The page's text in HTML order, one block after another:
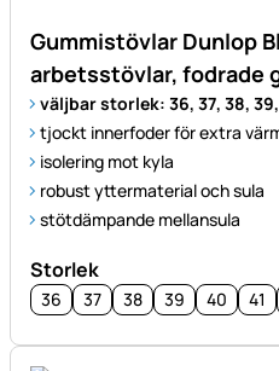
Gummistövlar Dunlop
arbetsstövlar, fodrade
väljbar storlek: 36, 37, 38,
tjockt innerfoder för extra
isolering mot kyla
robust yttermaterial och sula
stötdämpande mellansula
Storlek
36 37 38 39 40 41